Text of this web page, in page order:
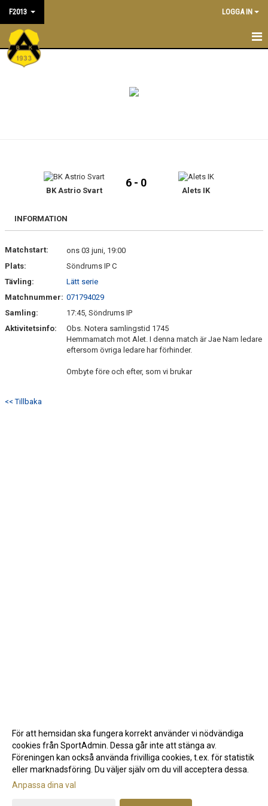
F2013 LOGGA IN
F2013
LEDARE/TRÄNARE
MATCHER
DOKUMENT
BK Astrio Svart
6 - 0
Alets IK
INFORMATION
Matchstart:
ons 03 juni, 19:00
Plats:
Söndrums IP C
Tävling:
Lätt serie
Matchnummer: 071794029
Samling:
17:45, Söndrums IP
Aktivitetsinfo:
Obs. Notera samlingstid 1745
Hemmamatch mot Alet. I denna match är Jae Nam ledare
eftersom övriga ledare har förhinder.
Ombyte före och efter, som vi brukar
<< Tillbaka
Gå till Webbversion
För att hemsidan ska fungera korrekt använder vi nödvändiga
cookies från SportAdmin. Dessa går inte att stänga av.
Föreningen kan också använda frivilliga cookies, t.ex. för statistik
eller marknadsföring. Du väljer själv om du vill acceptera dessa.
Anpassa dina val